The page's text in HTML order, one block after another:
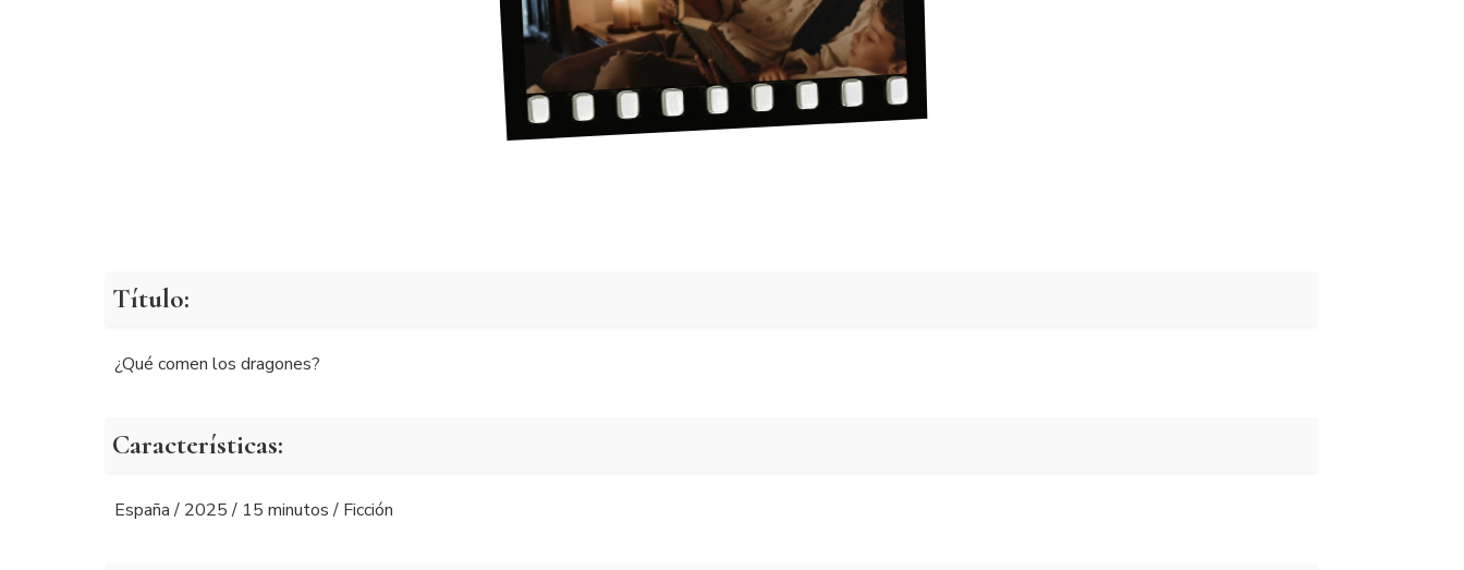
Título:
¿Qué comen los dragones?
Características:
España / 2025 / 15 minutos / Ficción